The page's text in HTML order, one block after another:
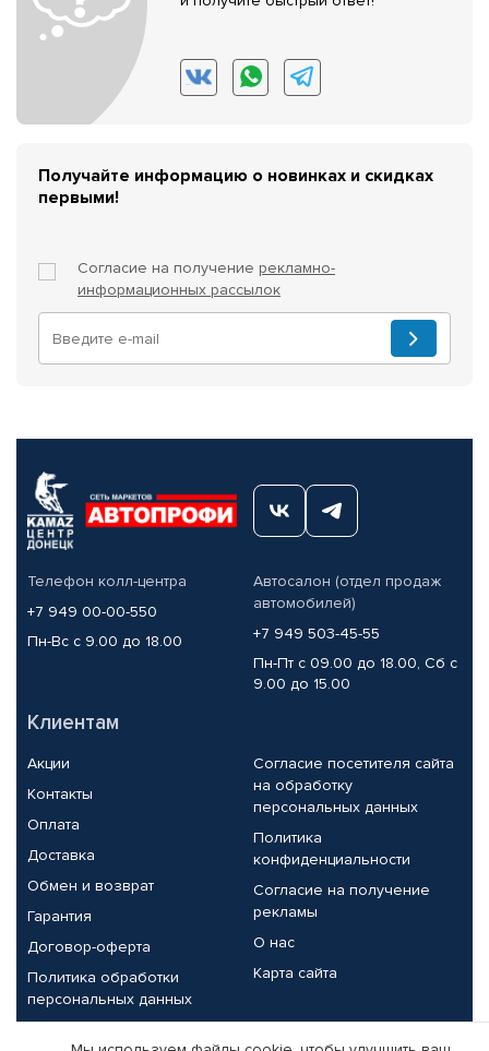
Получайте информацию о новинках и скидках
первыми!
Согласие на получение рекламно-
информационных рассылок
Телефон колл-центра
+7 949 00-00-550
Пн-Вс с 9.00 до 18.00
Автосалон (отдел продаж
автомобилей)
+7 949 503-45-55
Пн-Пт с 09.00 до 18.00, Сб с
9.00 до 15.00
Клиентам
Акции
Контакты
Оплата
Доставка
Обмен и возврат
Гарантия
Договор-оферта
Политика обработки
персональных данных
Согласие посетителя сайта
на обработку
персональных данных
Политика
конфиденциальности
Согласие на получение
рекламы
О нас
Карта сайта